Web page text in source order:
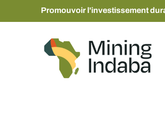
Promouvoir l'investissement